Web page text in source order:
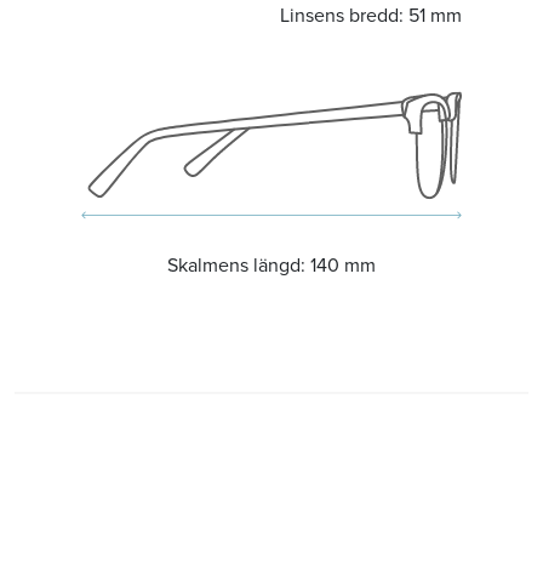
Linsens bredd: 51 mm
Skalmens längd: 140 mm